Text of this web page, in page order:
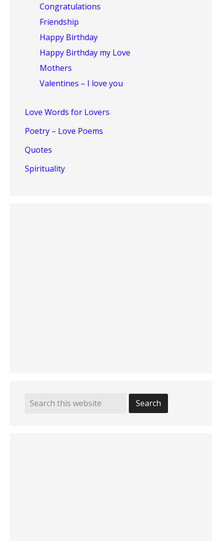
Congratulations
Friendship
Happy Birthday
Happy Birthday my Love
Mothers
Valentines – I love you
Love Words for Lovers
Poetry – Love Poems
Quotes
Spirituality